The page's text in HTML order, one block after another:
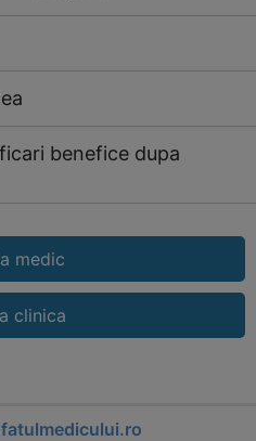
benefice dupa
medic
clinica